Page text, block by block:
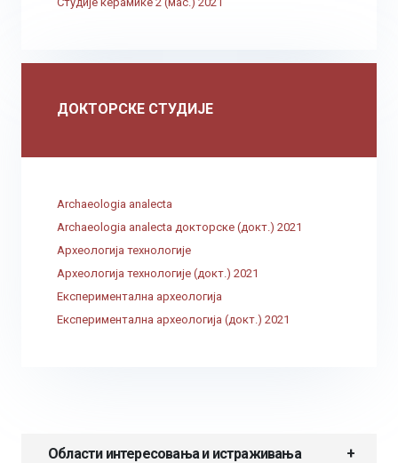
ДОКТОРСКЕ СТУДИЈЕ
Archaeologia analecta
Archaeologia analecta докторске (докт.) 2021
Археологија технологије
Археологија технологије (докт.) 2021
Експериментална археологија
Експериментална археологија (докт.) 2021
Области интересовања и истраживања